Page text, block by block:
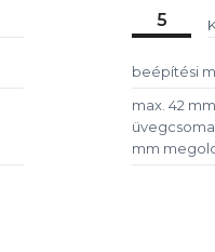
5
beépítési
max. 42
mm